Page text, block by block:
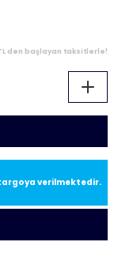
den başlayan taksitlerle!
verilmektedir.